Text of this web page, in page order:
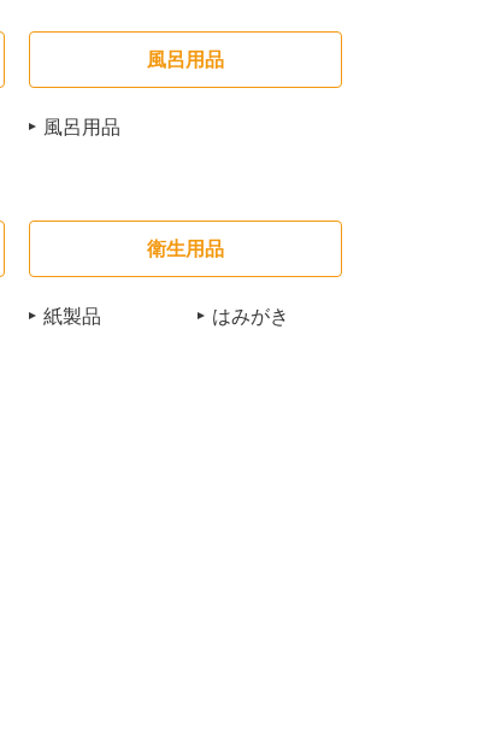
風呂用品
風呂用品
衛生用品
紙製品 はみがき